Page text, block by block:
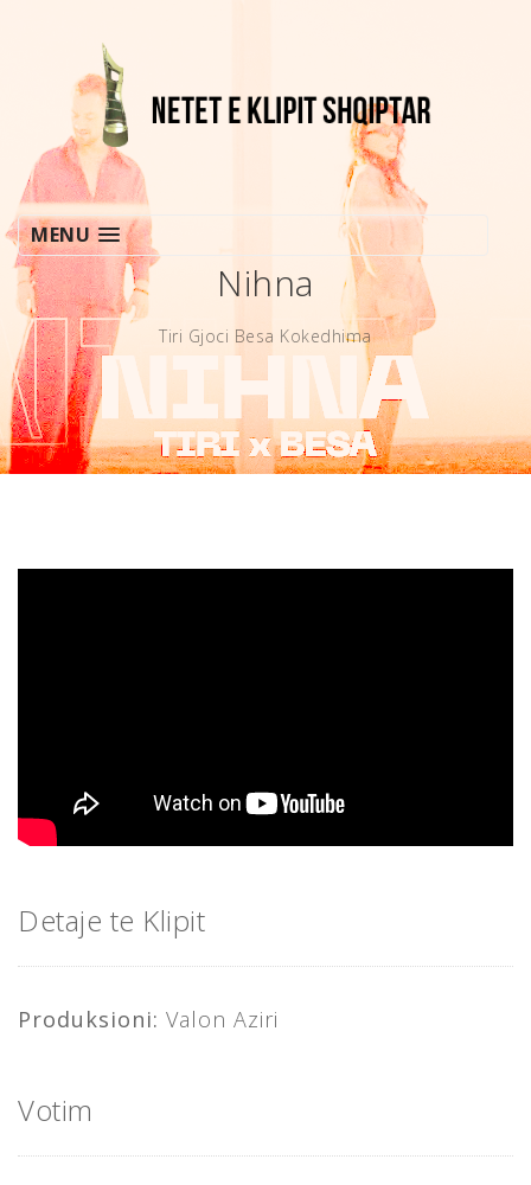
MENU
Nihna
Tiri Gjoci Besa Kokedhima
Detaje te Klipit
Produksioni: Valon Aziri
Votim